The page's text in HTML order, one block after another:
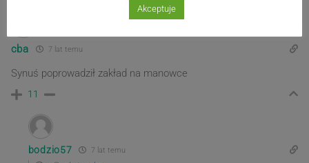
cba 7 lat temu
Synuś poprowadził zakład na manowce
11
bodzio57 7 lat temu
Akceptuje